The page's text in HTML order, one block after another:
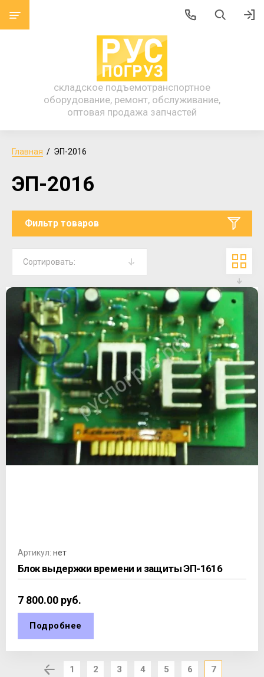
складское подъемотранспортное
оборудование, ремонт, обслуживание,
оптовая продажа запчастей
Главная
  /  ЭП-2016
ЭП-2016
Фильтр товаров
Сортировать:
Артикул: нет
Блок выдержки времени и защиты ЭП-1616
7 800.00 руб.
Подробнее
1 2 3 4 5 6 7